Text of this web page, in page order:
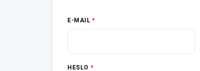
E-MAIL
HESLO